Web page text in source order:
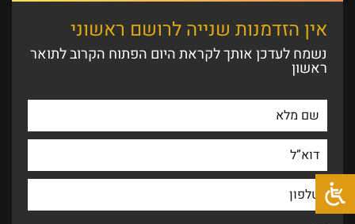
אין הזדמנות שנייה לרושם ראשוני
נשמח לעדכן אותך לקראת היום הפתוח הקרוב לתואר
ראשון